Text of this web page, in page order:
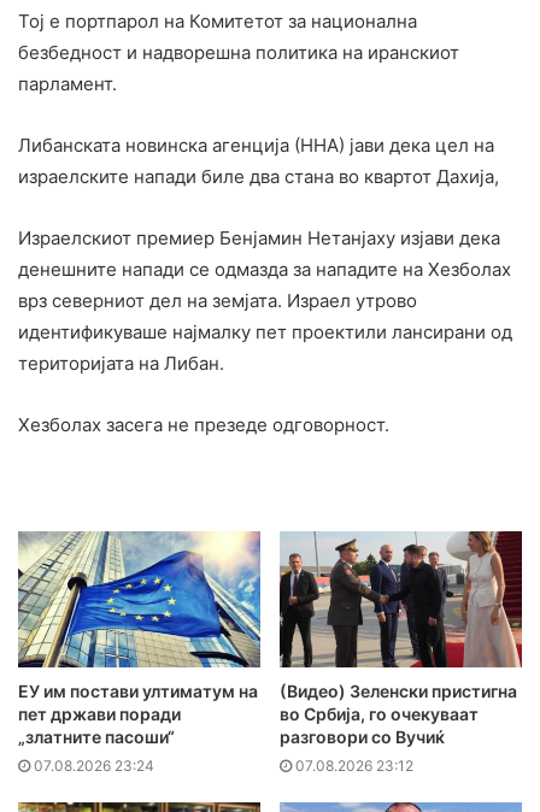
Тој е портпарол на Комитетот за национална
безбедност и надворешна политика на иранскиот
парламент.
Либанската новинска агенција (ННА) јави дека цел на
израелските напади биле два стана во квартот Дахија,
Израелскиот премиер Бенјамин Нетанјаху изјави дека
денешните напади се одмазда за нападите на Хезболах
врз северниот дел на земјата. Израел утрово
идентификуваше најмалку пет проектили лансирани од
територијата на Либан.
Хезболах засега не презеде одговорност.
ЕУ им постави ултиматум на
пет држави поради
„златните пасоши“
07.08.2026 23:24
(Видео) Зеленски пристигна
во Србија, го очекуваат
разговори со Вучиќ
07.08.2026 23:12